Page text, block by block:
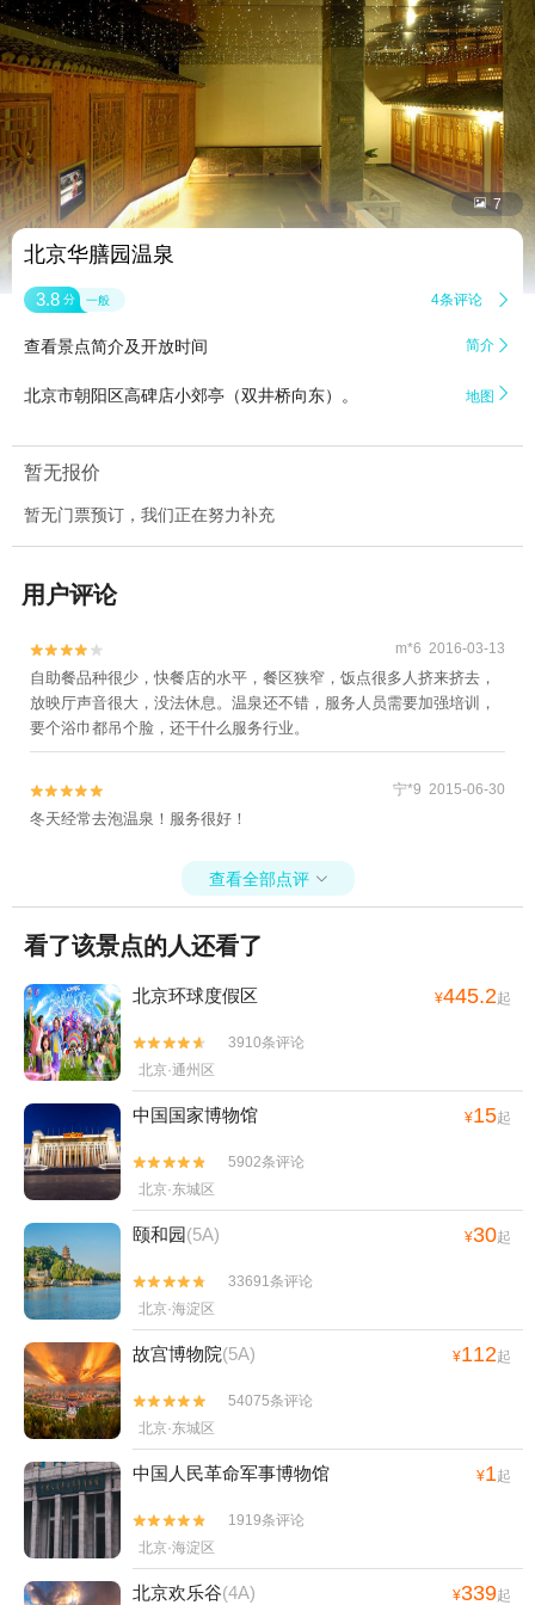
 7
北京华膳园温泉
3.8 分 一般 4条评论 
查看景点简介及开放时间 简介 
北京市朝阳区高碑店小郊亭（双井桥向东）。 地图 
暂无报价
暂无门票预订，我们正在努力补充
用户评论

 m*6 2016-03-13
自助餐品种很少，快餐店的水平，餐区狭窄，饭点很多人挤来挤去，
放映厅声音很大，没法休息。温泉还不错，服务人员需要加强培训，
要个浴巾都吊个脸，还干什么服务行业。

 宁*9 2015-06-30
冬天经常去泡温泉！服务很好！
查看全部点评 
看了该景点的人还看了
北京环球度假区 ¥445.2起


3910条评论
北京·通州区
中国国家博物馆 ¥15起


5902条评论
北京·东城区
颐和园(5A) ¥30起


33691条评论
北京·海淀区
故宫博物院(5A) ¥112起


54075条评论
北京·东城区
中国人民革命军事博物馆 ¥1起


1919条评论
北京·海淀区
北京欢乐谷(4A) ¥339起
